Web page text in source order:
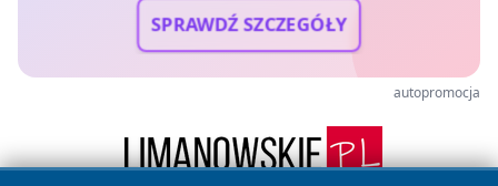
SPRAWDŹ SZCZEGÓŁY
autopromocja